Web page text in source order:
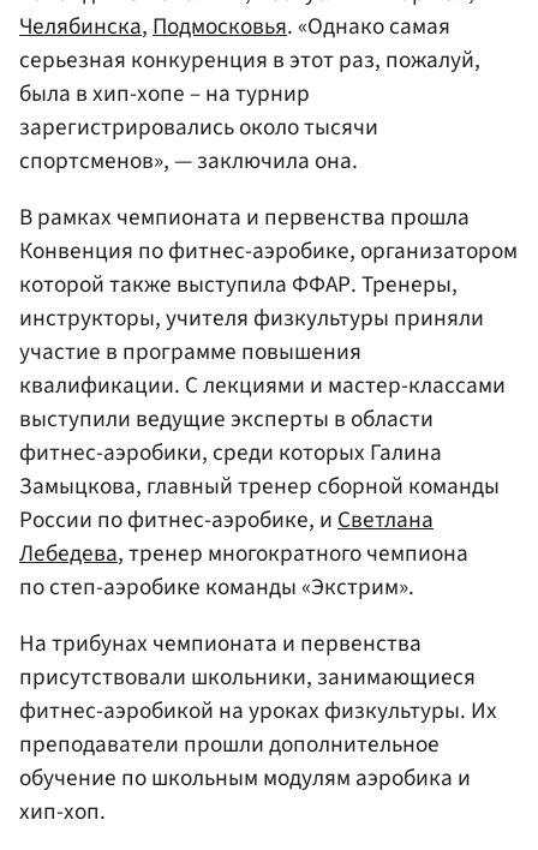
Челябинска,Подмосковья. «Однако самая
серьезная конкуренция в этот раз, пожалуй,
была в хип-хопе – на турнир
зарегистрировались около тысячи
спортсменов», — заключила она.
В рамках чемпионата и первенства прошла
Конвенция по фитнес-аэробике, организатором
которой также выступила ФФАР. Тренеры,
инструкторы, учителя физкультуры приняли
участие в программе повышения
квалификации. С лекциями и мастер-классами
выступили ведущие эксперты в области
фитнес-аэробики, среди которых Галина
Замыцкова, главный тренер сборной команды
России по фитнес-аэробике, иСветлана
Лебедева, тренер многократного чемпиона
по степ-аэробике команды «Экстрим».
На трибунах чемпионата и первенства
присутствовали школьники, занимающиеся
фитнес-аэробикой на уроках физкультуры. Их
преподаватели прошли дополнительное
обучение по школьным модулям аэробика и
хип-хоп.